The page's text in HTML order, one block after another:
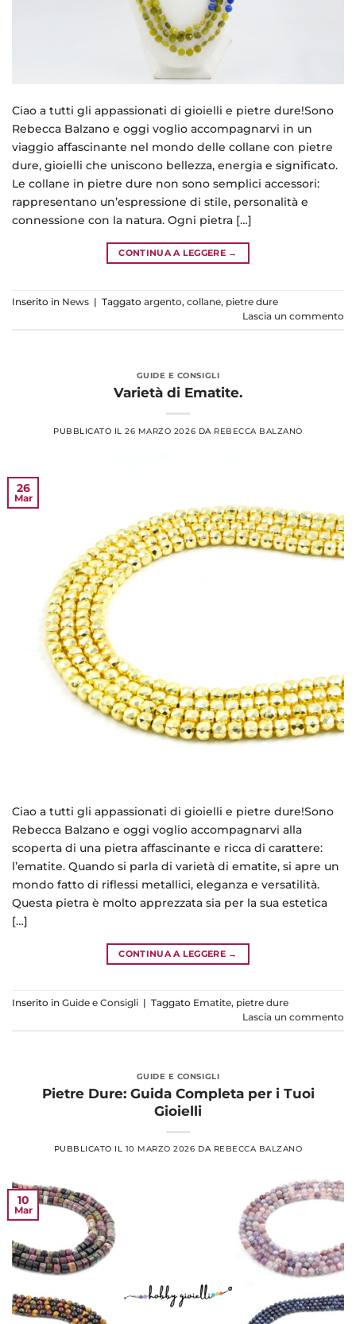
Ciao a tutti gli appassionati di gioielli e pietre dure!Sono
Rebecca Balzano e oggi voglio accompagnarvi in un
viaggio affascinante nel mondo delle collane con pietre
dure, gioielli che uniscono bellezza, energia e significato.
Le collane in pietre dure non sono semplici accessori:
rappresentano un’espressione di stile, personalità e
connessione con la natura. Ogni pietra […]
CONTINUA A LEGGERE →
Inserito in News Taggato argento, collane, pietre dure
Lascia un commento
GUIDE E CONSIGLI
Varietà di Ematite.
PUBBLICATO IL26 MARZO 2026 DA REBECCA BALZANO
26
Mar
Ciao a tutti gli appassionati di gioielli e pietre dure!Sono
Rebecca Balzano e oggi voglio accompagnarvi alla
scoperta di una pietra affascinante e ricca di carattere:
l’ematite. Quando si parla di varietà di ematite, si apre un
mondo fatto di riflessi metallici, eleganza e versatilità.
Questa pietra è molto apprezzata sia per la sua estetica
[…]
CONTINUA A LEGGERE →
Inserito in Guide e Consigli Taggato Ematite, pietre dure
Lascia un commento
GUIDE E CONSIGLI
Pietre Dure: Guida Completa per i Tuoi
Gioielli
PUBBLICATO IL 10 MARZO 2026 DA REBECCA BALZANO
10
Mar